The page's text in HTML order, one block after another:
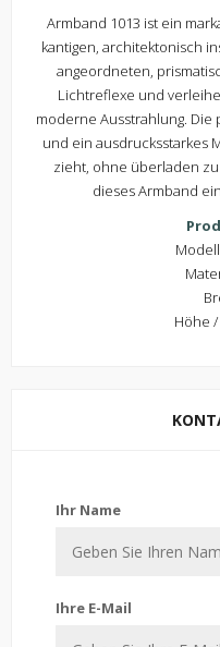
Armband 1013 ist ein
kantigen, architektonisch
angeordneten,
Lichtreflexe und
moderne Ausstrahlung. Die
und ein ausdrucksstarkes
zieht, ohne überladen
dieses Armband
Höhe /
Ihr Name
Ihre E-Mail